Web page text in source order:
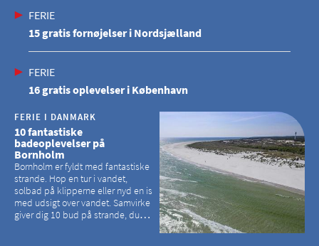
FERIE
15 gratis fornøjelser i Nordsjælland
FERIE
16 gratis oplevelser i København
FERIE I DANMARK
10 fantastiske
badeoplevelser på
Bornholm
Bornholm er fyldt med fantastiske
strande. Hop en tur i vandet,
solbad på klipperne eller nyd en is
med udsigt over vandet. Samvirke
giver dig 10 bud på strande, du